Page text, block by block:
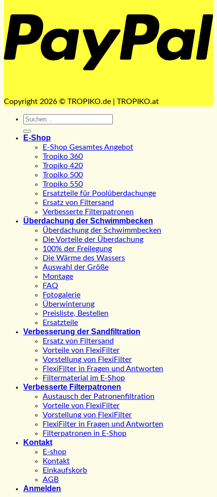
Copyright 2026 © TROPIKO.de | TROPIKO.at
Suchen
E-Shop
E-Shop Gesamtes Angebot
Tropiko 360
Tropiko 420
Tropiko 500
Tropiko 550
Ersatzteile für Poolüberdachunge
Ersatz von Filtersand
Verbesserte Filterpatronen
Überdachung der Schwimmbecken
Überdachung der Schwimmbecken
Die Vorteile der Überdachung
100% der Freilegung
Die Wärme des Wassers
Auswahl der Größe
Montage
FAQ
Fotogalerie
Überwinterung
Preisliste, Bestellen
Ersatzteile
Verbesserung der Sandfiltration
Ersatz von Filtersand
Vorteile von FlexiFilter
Vorstellung von FlexiFilter
FlexiFilter in Fragen und Antworten
Filtermaterial im E-Shop
Verbesserte Filterpatronen
Austausch der Patronenfiltration
Vorteile von FlexiFilter
Vorstellung von FlexiFilter
FlexiFilter in Fragen und Antworten
Filterpatronen in E-Shop
Kontakt
E-shop
Kontakt
Einkaufskorb
AGB
Anmelden